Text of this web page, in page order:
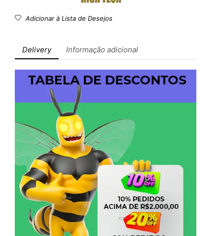
Adicionar à Lista de Desejos
Delivery Informação adicional